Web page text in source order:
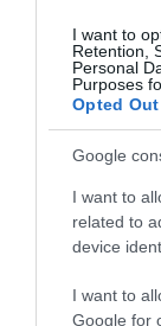
I want to
Retention,
Personal
Purposes
Opted Out
Google
I want to
related to
device
I want to
Google for
KIRÁNDULÁS
KÖRNYÉKÉN:
SZŐLŐ ÉS KOMLÓ